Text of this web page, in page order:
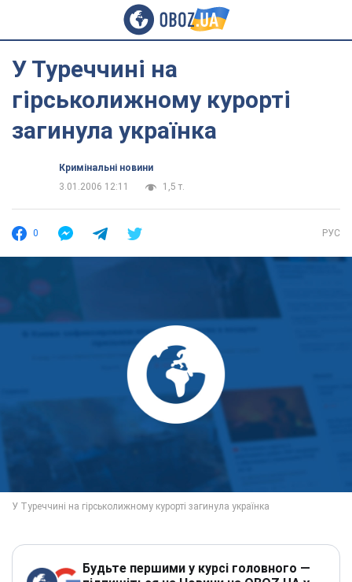
У Туреччині на
гірськолижному курорті
загинула українка
Кримінальні новини
3.01.2006 12:11
1,5 т.
0 РУС
Будьте першими у курсі головного —